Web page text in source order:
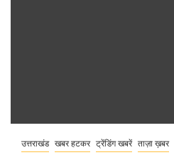
उत्तराखंड खबर हटकर ट्रेंडिंग खबरें ताज़ा ख़बर